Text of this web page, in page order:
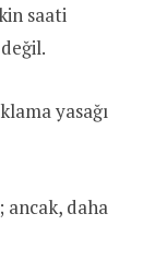
saati
yasağı
ancak, daha